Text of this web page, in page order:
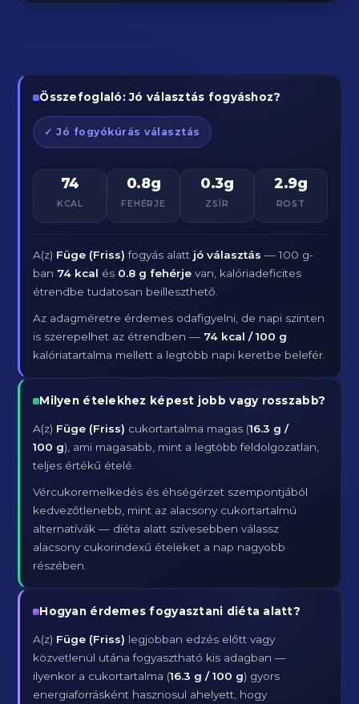
Összefoglaló: Jó választás fogyáshoz?
✓ Jó fogyókúrás választás
74
KCAL
0.8g
FEHÉRJE
0.3g
ZSÍR
2.9g
ROST
A(z) Füge (Friss) fogyás alatt jó választás — 100 g-
ban 74 kcal és 0.8 g fehérje van, kalóriadeficites
étrendbe tudatosan beilleszthető.
Az adagméretre érdemes odafigyelni, de napi szinten
is szerepelhet az étrendben — 74 kcal / 100 g
kalóriatartalma mellett a legtöbb napi keretbe belefér.
Milyen ételekhez képest jobb vagy rosszabb?
A(z) Füge (Friss) cukortartalma magas (16.3 g /
100 g), ami magasabb, mint a legtöbb feldolgozatlan,
teljes értékű ételé.
Vércukoremelkedés és éhségérzet szempontjából
kedvezőtlenebb, mint az alacsony cukortartalmú
alternatívák — diéta alatt szívesebben válassz
alacsony cukorindexű ételeket a nap nagyobb
részében.
Hogyan érdemes fogyasztani diéta alatt?
A(z) Füge (Friss) legjobban edzés előtt vagy
közvetlenül utána fogyasztható kis adagban —
ilyenkor a cukortartalma (16.3 g / 100 g) gyors
energiaforrásként hasznosul ahelyett, hogy